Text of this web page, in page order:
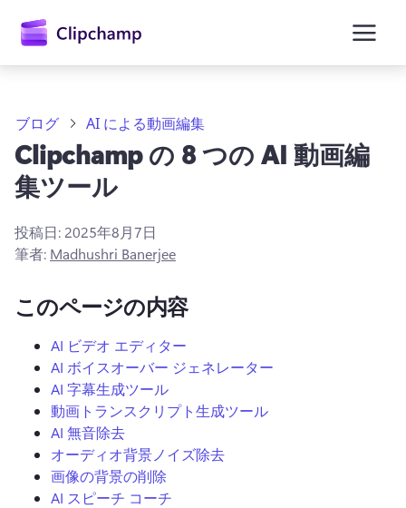
テ
ブログ AI による動画編集
Clipchamp の 8 つの AI 動画編
集ツール
投稿日: 2025年8月7日
筆者: Madhushri Banerjee
このページの内容
AI ビデオ エディター
AI ボイスオーバー ジェネレーター
AI 字幕生成ツール
動画トランスクリプト生成ツール
AI 無音除去
オーディオ背景ノイズ除去
画像の背景の削除
AI スピーチ コーチ